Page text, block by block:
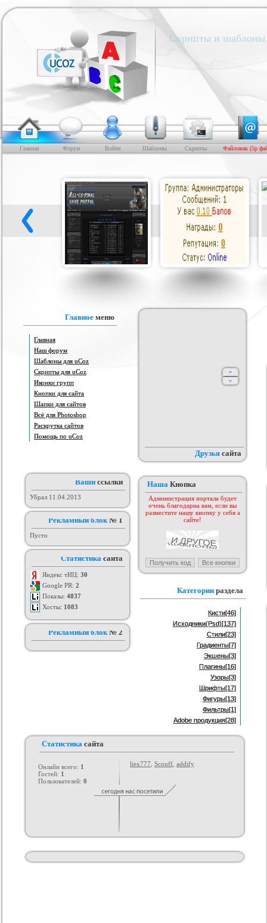
Скрипты и шаблоны
Главная Форум Войти Шаблоны Скрипты Файловик (5р
музыкальной
на движке
Шаблон для Ucoz : Irene
ucoz BsGames
Шаблон для ucoz Wow-Good
Категория :Ucoz
uNI-Lite для uCoz
Категория : Ucoz
Главное меню
Главная
Наш форум
Шаблоны для uCoz
Скрипты для uCoz
Иконки групп
Кнопки для сайта
Шапки для сайтов
Всё для Photoshop
Раскрутка сайтов
Помощь по uCoz
Ваши ссылки
Убрал 11.04.2013
Рекламный блок№ 1
Пусто
Статистика сайта
Яндекс тИЦ: 30
Google PR: 2
Показы: 4837
Хосты: 1083
Рекламный блок№ 2
Друзья сайта
Наша Кнопка
Администрация портала будет
очень благодарна вам, если вы
разместите нашу кнопку у себя а
сайте!
Категории раздела
Кисти[46]
Исходники(Psd)[137]
Стили[23]
Градиенты[7]
Экшены[3]
Плагины[16]
Узоры[3]
Шрифты[17]
Фигуры[13]
Фильтры[1]
Adobe продукция[28]
Статистика сайта
Онлайн всего: 1
Гостей: 1
Пользователей: 0
liex777 Scouff addify